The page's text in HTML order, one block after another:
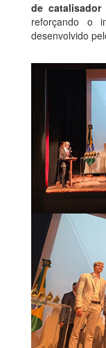
de catalisador
reforçando o
desenvolvido